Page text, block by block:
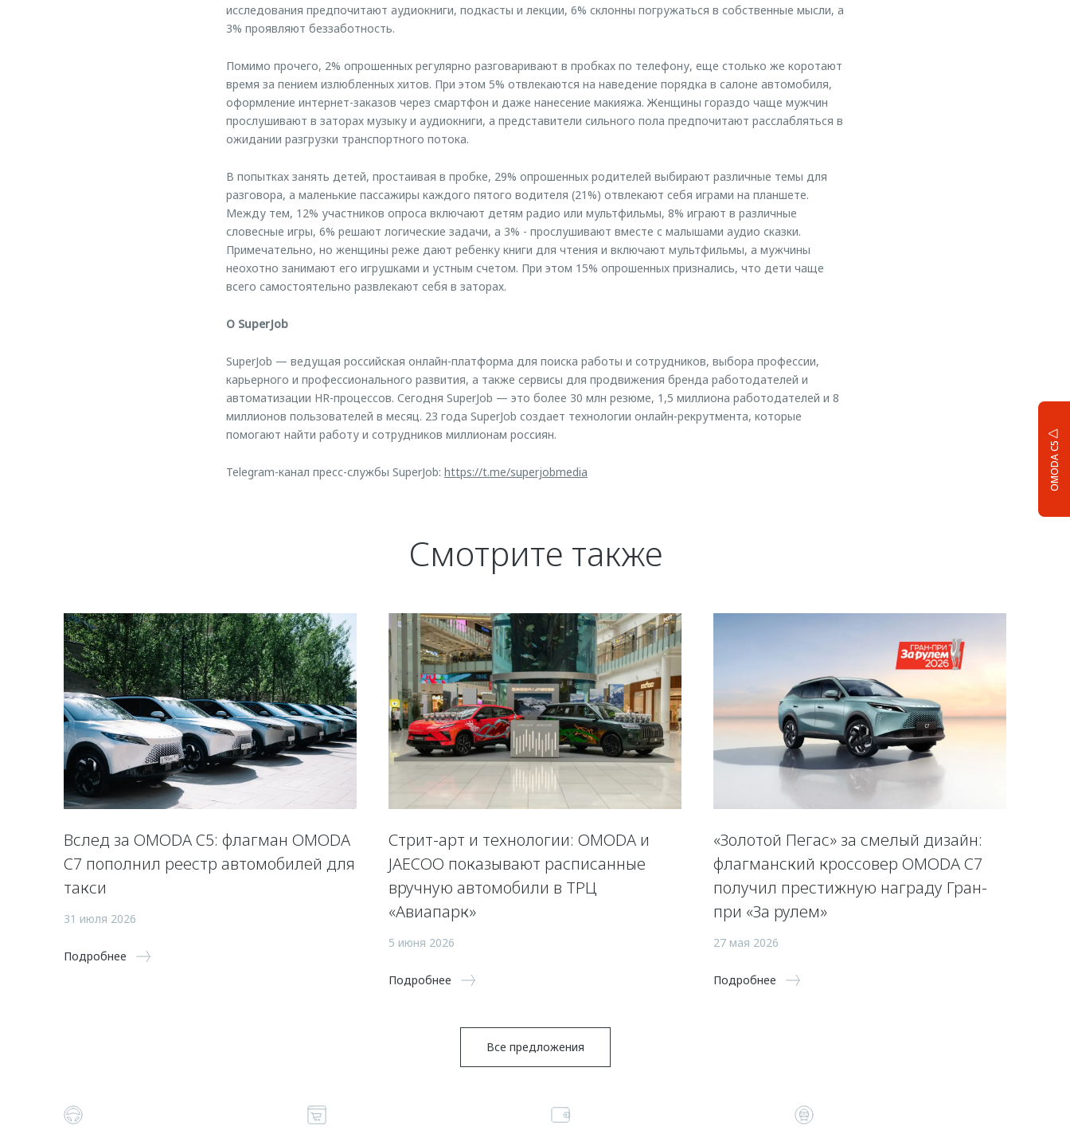
OMODA C5
исследования предпочитают аудиокниги, подкасты и лекции, 6% склонны погружаться в собственные мысли, а
3% проявляют беззаботность.
Помимо прочего, 2% опрошенных регулярно разговаривают в пробках по телефону, еще столько же коротают
время за пением излюбленных хитов. При этом 5% отвлекаются на наведение порядка в салоне автомобиля,
оформление интернет-заказов через смартфон и даже нанесение макияжа. Женщины гораздо чаще мужчин
прослушивают в заторах музыку и аудиокниги, а представители сильного пола предпочитают расслабляться в
ожидании разгрузки транспортного потока.
В попытках занять детей, простаивая в пробке, 29% опрошенных родителей выбирают различные темы для
разговора, а маленькие пассажиры каждого пятого водителя (21%) отвлекают себя играми на планшете.
Между тем, 12% участников опроса включают детям радио или мультфильмы, 8% играют в различные
словесные игры, 6% решают логические задачи, а 3% - прослушивают вместе с малышами аудио сказки.
Примечательно, но женщины реже дают ребенку книги для чтения и включают мультфильмы, а мужчины
неохотно занимают его игрушками и устным счетом. При этом 15% опрошенных признались, что дети чаще
всего самостоятельно развлекают себя в заторах.
О SuperJob
SuperJob — ведущая российская онлайн-платформа для поиска работы и сотрудников, выбора профессии,
карьерного и профессионального развития, а также сервисы для продвижения бренда работодателей и
автоматизации HR-процессов. Сегодня SuperJob — это более 30 млн резюме, 1,5 миллиона работодателей и 8
миллионов пользователей в месяц. 23 года SuperJob создает технологии онлайн-рекрутмента, которые
помогают найти работу и сотрудников миллионам россиян.
Telegram-канал пресс-службы SuperJob: https://t.me/superjobmedia
Смотрите также
Вслед за OMODA C5: флагман OMODA
C7 пополнил реестр автомобилей для
такси
31 июля 2026
Подробнее
Стрит-арт и технологии: OMODA и
JAECOO показывают расписанные
вручную автомобили в ТРЦ
«Авиапарк»
5 июня 2026
Подробнее
«Золотой Пегас» за смелый дизайн:
флагманский кроссовер OMODA C7
получил престижную награду Гран-
при «За рулем»
27 мая 2026
Подробнее
Все предложения